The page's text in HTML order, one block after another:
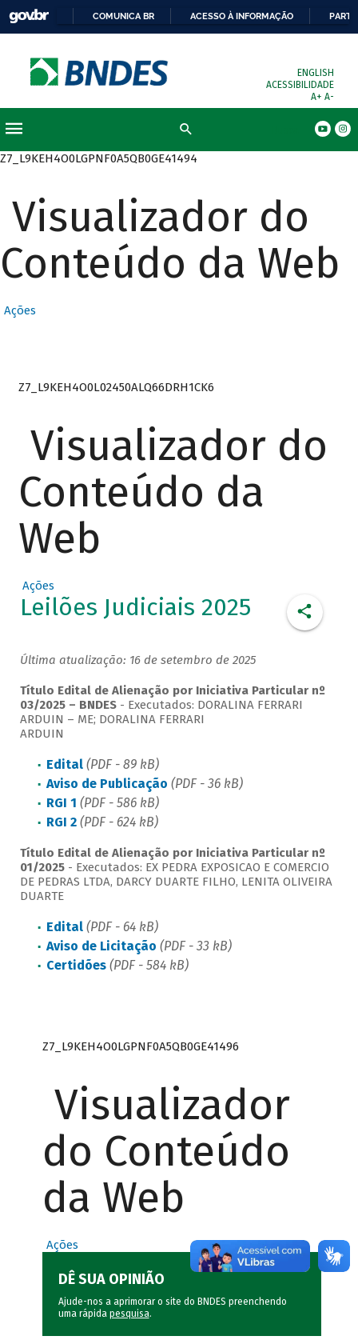
COMUNICA BR ACESSO À INFORMAÇÃO
ENGLISH
ACESSIBILIDADE
A+ A-
Z7_L9KEH4O0LGPNF0A5QB0GE41494
Visualizador do
Conteúdo da Web
Ações
Z7_L9KEH4O0L02450ALQ66DRH1CK6
Visualizador do
Conteúdo da
Web
Ações
Leilões Judiciais 2025
Última atualização: 16 de setembro de 2025
Título Edital de Alienação por Iniciativa Particular nº
03/2025 – BNDES- Executados: DORALINA FERRARI
ARDUIN – ME; DORALINA FERRARI
ARDUIN
Edital (PDF - 89 kB)
Aviso de Publicação (PDF - 36 kB)
RGI 1 (PDF - 586 kB)
RGI 2 (PDF - 624 kB)
Título Edital de Alienação por Iniciativa Particular nº
01/2025- Executados: EX PEDRA EXPOSICAO E COMERCIO
DE PEDRAS LTDA, DARCY DUARTE FILHO, LENITA OLIVEIRA
DUARTE
Edital (PDF - 64 kB)
Aviso de Licitação (PDF - 33 kB)
Certidões (PDF - 584 kB)
Z7_L9KEH4O0LGPNF0A5QB0GE41496
Visualizador
do Conteúdo
da Web
Ações
DÊ SUA OPINIÃO
Ajude-nos a aprimorar o site do BNDES preenchendo
uma rápida pesquisa.